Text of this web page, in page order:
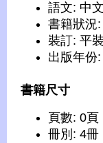
語文: 中
書籍狀況
裝訂: 平裝
出版年份
書籍尺寸
頁數: 0頁
冊別: 4冊